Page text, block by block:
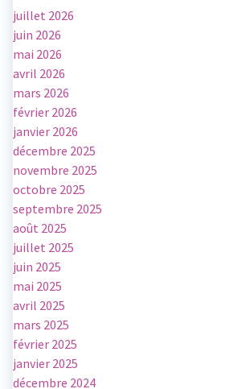
juillet 2026
juin 2026
mai 2026
avril 2026
mars 2026
février 2026
janvier 2026
décembre 2025
novembre 2025
octobre 2025
septembre 2025
août 2025
juillet 2025
juin 2025
mai 2025
avril 2025
mars 2025
février 2025
janvier 2025
décembre 2024